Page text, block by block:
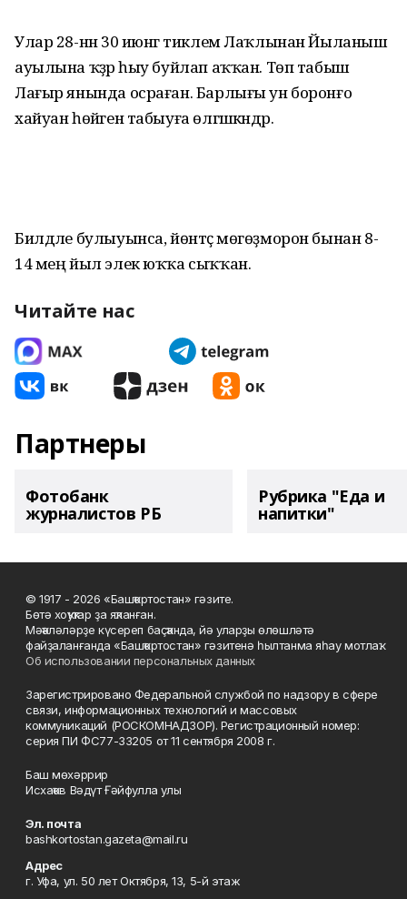
Улар 28-нән 30 июнгә тиклем Лаҡлынан Йыланыш
ауылына ҡәҙәр һыу буйлап аҡҡан. Төп табыш
Лағыр янында осраған. Барлығы ун боронғо
хайуан һөйәген табыуға өлгәшкәндәр.
Билдәле булыуынса, йөнтәҫ мөгөҙморон бынан 8-
14 мең йыл элек юҡҡа сыҡҡан.
Читайте нас
Партнеры
Фотобанк
журналистов РБ
Рубрика "Еда и
напитки"
© 1917 - 2026 «Башҡортостан» гәзите.
Бөтә хоҡуҡтар ҙа яҡланған.
Мәҡәләләрҙе күсереп баҫҡанда, йә уларҙы өлөшләтә
файҙаланғанда «Башҡортостан» гәзитенә һылтанма яһау мотлаҡ.
Об использовании персональных данных
Зарегистрировано Федеральной службой по надзору в сфере
связи, информационных технологий и массовых
коммуникаций (РОСКОМНАДЗОР). Регистрационный номер:
серия ПИ ФС77-33205 от 11 сентября 2008 г.
Баш мөхәррир
Исхаҡов Вәдүт Ғәйфулла улы
Эл. почта
bashkortostan.gazeta@mail.ru
Адрес
г. Уфа, ул. 50 лет Октября, 13, 5-й этаж